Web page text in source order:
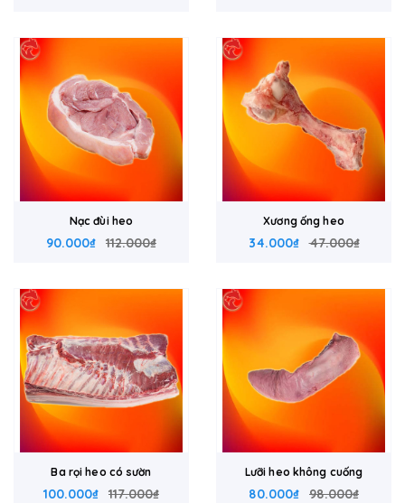
Nạc đùi heo
90.000₫ 112.000₫
Xương ống heo
34.000₫ 47.000₫
Ba rọi heo có sườn
100.000₫ 117.000₫
Lưỡi heo không cuống
80.000₫ 98.000₫